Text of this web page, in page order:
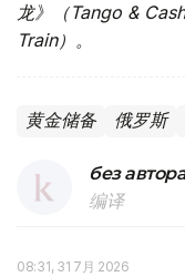
龙》（Tango &
Train）。
黄金储备 俄罗斯
без
编译
08:31, 31 7月 2026